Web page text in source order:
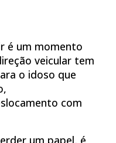
é um momento
veicular tem
o idoso que
com